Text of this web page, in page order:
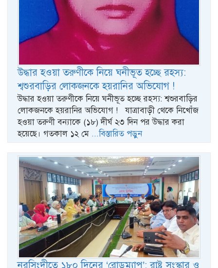
উদ্ধার হওয়া তরুণীকে নিয়ে ঘনীভূত হচ্ছে রহস্য:
শ্বশুরবাড়ির লোকজনকে হয়রানির অভিযোগ !
উদ্ধার হওয়া তরুণীকে নিয়ে ঘনীভূত হচ্ছে রহস্য: শ্বশুরবাড়ির
লোকজনকে হয়রানির অভিযোগ ! যাত্রাবাড়ী থেকে নিখোঁজ
হওয়া তরুণী বন্যাকে (১৮) দীর্ঘ ২৩ দিন পর উদ্ধার করা
হয়েছে। গতকাল ১২ মে ...বিস্তারিত পড়ুন
নরসিংদীতে ১৮০ দিনের ‘রোডম্যাপ’: রাষ্ট্র সংস্কার ও